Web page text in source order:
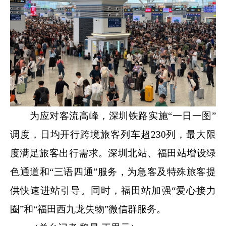
为应对客流高峰，深圳铁路实施“一日一图”
调度，日均开行跨境旅客列车超230列，最大限
度满足旅客出行需求。深圳北站、福田站增设绿
色通道和“三语四通”服务，为急客及特殊旅客提
供快速进站引导。同时，福田站加强“爱心接力
圈”和“福田西九龙失物”微信群服务。